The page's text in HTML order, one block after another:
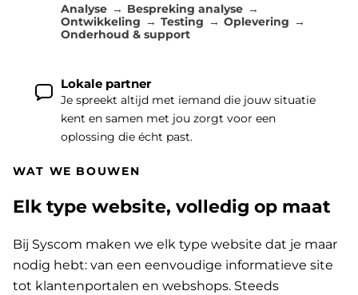
Analyse
Bespreking analyse
Ontwikkeling
Testing
Oplevering
Onderhoud & support
Lokale partner
Je spreekt altijd met iemand die jouw situatie
kent en samen met jou zorgt voor een
oplossing die écht past.
WAT WE BOUWEN
Elk type website, volledig op maat
Bij Syscom maken we elk type website dat je maar
nodig hebt: van een eenvoudige informatieve site
tot klantenportalen en webshops. Steeds